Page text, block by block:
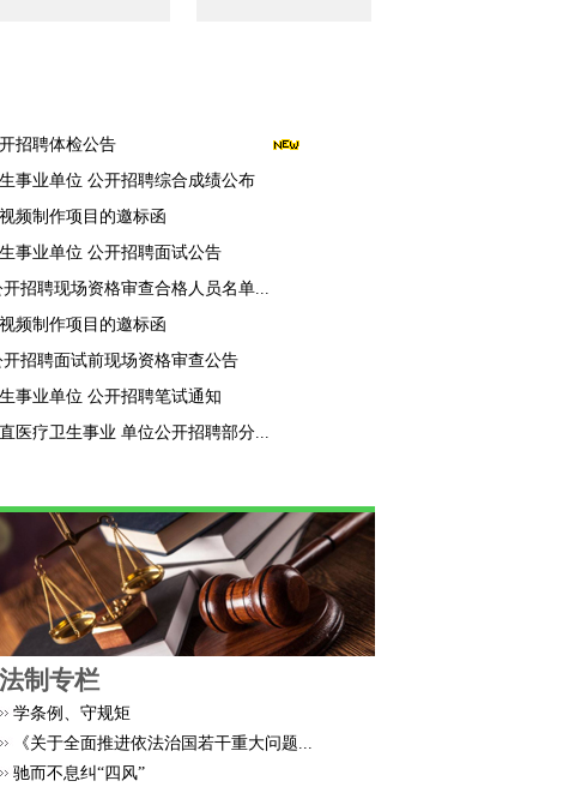
招聘体检公告
事业单位 公开招聘综合成绩公布
频制作项目的邀标函
事业单位 公开招聘面试公告
招聘现场资格审查合格人员名单...
频制作项目的邀标函
招聘面试前现场资格审查公告
事业单位 公开招聘笔试通知
医疗卫生事业 单位公开招聘部分...
法制专栏
学条例、守规矩
《关于全面推进依法治国若干重大问题...
驰而不息纠“四风”